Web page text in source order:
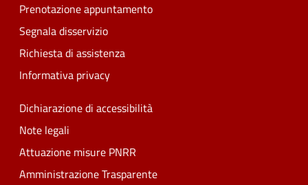
Prenotazione appuntamento
Segnala disservizio
Richiesta di assistenza
Informativa privacy
Dichiarazione di accessibilità
Note legali
Attuazione misure PNRR
Amministrazione Trasparente